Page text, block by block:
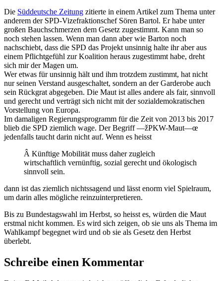
Die Süddeutsche Zeitung zitierte in einem Artikel zum Thema unter
anderem der SPD-Vizefraktionschef Sören Bartol. Er habe unter
großen Bauchschmerzen dem Gesetz zugestimmt. Kann man so
noch stehen lassen. Wenn man dann aber wie Barton noch
nachschiebt, dass die SPD das Projekt unsinnig halte ihr aber aus
einem Pflichtgefühl zur Koalition heraus zugestimmt habe, dreht
sich mir der Magen um.
Wer etwas für unsinnig hält und ihm trotzdem zustimmt, hat nicht
nur seinen Verstand ausgeschaltet, sondern an der Garderobe auch
sein Rückgrat abgegeben. Die Maut ist alles andere als fair, sinnvoll
und gerecht und verträgt sich nicht mit der sozialdemokratischen
Vorstellung von Europa.
Im damaligen Regierungsprogramm für die Zeit von 2013 bis 2017
blieb die SPD ziemlich wage. Der Begriff —žPKW-Maut—œ
jedenfalls taucht darin nicht auf. Wenn es heisst
Â Künftige Mobilität muss daher zugleich
wirtschaftlich vernünftig, sozial gerecht und ökologisch
sinnvoll sein.
dann ist das ziemlich nichtssagend und lässt enorm viel Spielraum,
um darin alles mögliche reinzuinterpretieren.
Bis zu Bundestagswahl im Herbst, so heisst es, würden die Maut
erstmal nicht kommen. Es wird sich zeigen, ob sie uns als Thema im
Wahlkampf begegnet wird und ob sie als Gesetz den Herbst
überlebt.
Schreibe einen Kommentar